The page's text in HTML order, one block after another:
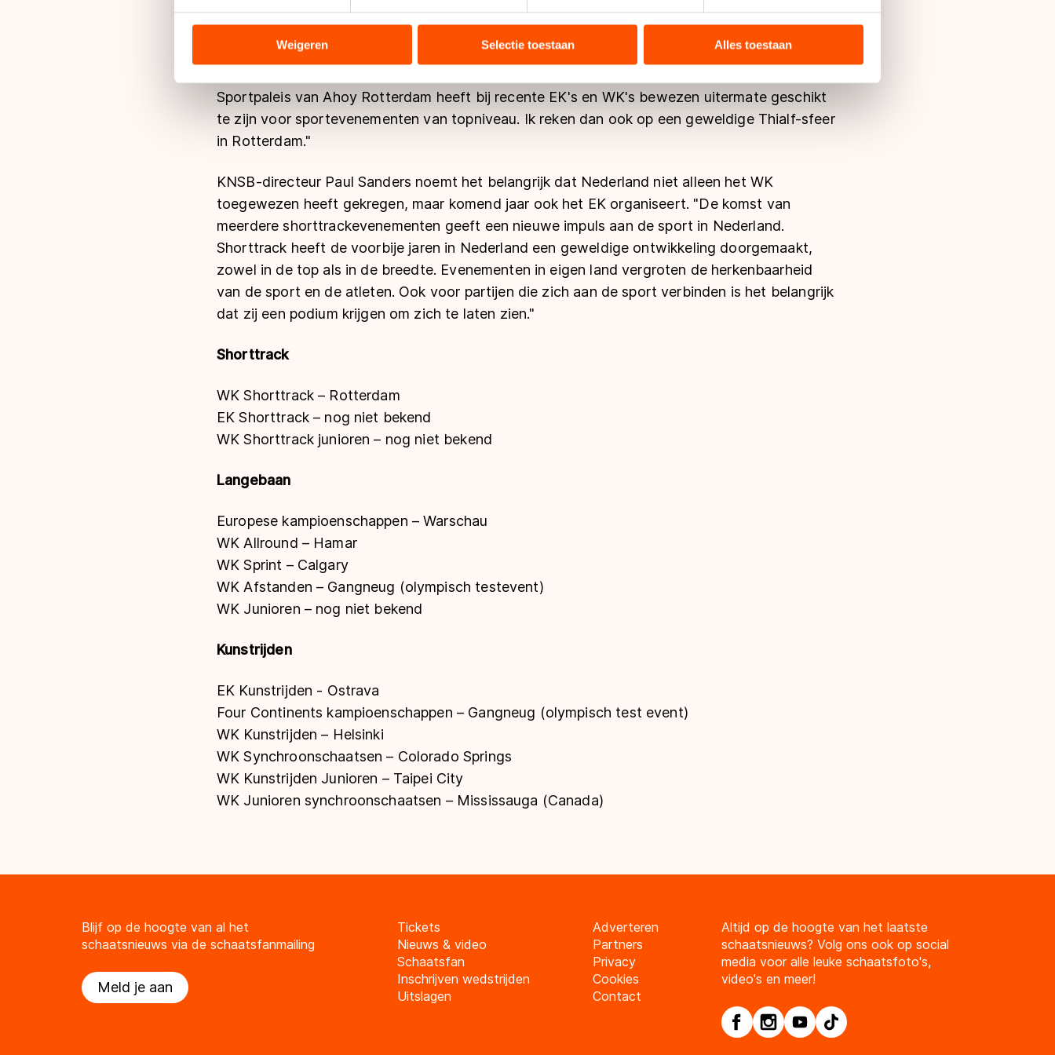
analyseren. We delen informatie over uw gebruik van onze site met onze partners voor social media, advertenties en
analyse. Zij kunnen deze combineren met andere gegevens die u aan hen heeft verstrekt of die zij hebben verzameld via
hun services. Sommige partners kunnen gegevens doorgeven aan landen buiten de EU, zoals de VS, waar mogelijk geen
adequaat beschermingsniveau geldt volgens de GDPR. Door op ‘Toestaan’ te klikken, stemt u in met deze overdracht.
Meer informatie vindt u in ons cookiebeleid
Weigeren Selectie toestaan Alles toestaan
De Rotterdamse Sportwethouder Adriaan Visser reageerde verheugd op het besluit van de
ISU. "Dit is een fantastisch evenement in een enorm dynamische sport. Nederland presteert
de laatste jaren bijzonder goed in het internationale shorttrack. Voor het Nederlands team
Sportpaleis van Ahoy Rotterdam heeft bij recente EK's en WK's bewezen uitermate geschikt
te zijn voor sportevenementen van topniveau. Ik reken dan ook op een geweldige Thialf-sfeer
in Rotterdam."
KNSB-directeur Paul Sanders noemt het belangrijk dat Nederland niet alleen het WK
toegewezen heeft gekregen, maar komend jaar ook het EK organiseert. "De komst van
meerdere shorttrackevenementen geeft een nieuwe impuls aan de sport in Nederland.
Shorttrack heeft de voorbije jaren in Nederland een geweldige ontwikkeling doorgemaakt,
zowel in de top als in de breedte. Evenementen in eigen land vergroten de herkenbaarheid
van de sport en de atleten. Ook voor partijen die zich aan de sport verbinden is het belangrijk
dat zij een podium krijgen om zich te laten zien."
Shorttrack
WK Shorttrack – Rotterdam
EK Shorttrack – nog niet bekend
WK Shorttrack junioren – nog niet bekend
Langebaan
Europese kampioenschappen – Warschau
WK Allround – Hamar
WK Sprint – Calgary
WK Afstanden – Gangneug (olympisch testevent)
WK Junioren – nog niet bekend
Kunstrijden
EK Kunstrijden - Ostrava
Four Continents kampioenschappen – Gangneug (olympisch test event)
WK Kunstrijden – Helsinki
WK Synchroonschaatsen – Colorado Springs
WK Kunstrijden Junioren – Taipei City
WK Junioren synchroonschaatsen – Mississauga (Canada)
Blijf op de hoogte van al het
schaatsnieuws via de schaatsfanmailing
Meld je aan
Tickets
Nieuws & video
Schaatsfan
Inschrijven wedstrijden
Uitslagen
Adverteren
Partners
Privacy
Cookies
Contact
Altijd op de hoogte van het laatste
schaatsnieuws? Volg ons ook op social
media voor alle leuke schaatsfoto's,
video's en meer!